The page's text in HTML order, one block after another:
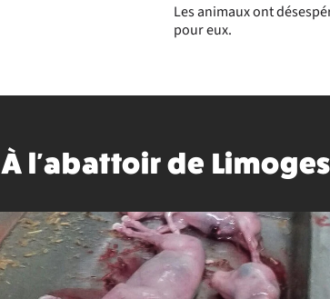
Les animaux ont
pour eux.
À l'abattoir de Limoges